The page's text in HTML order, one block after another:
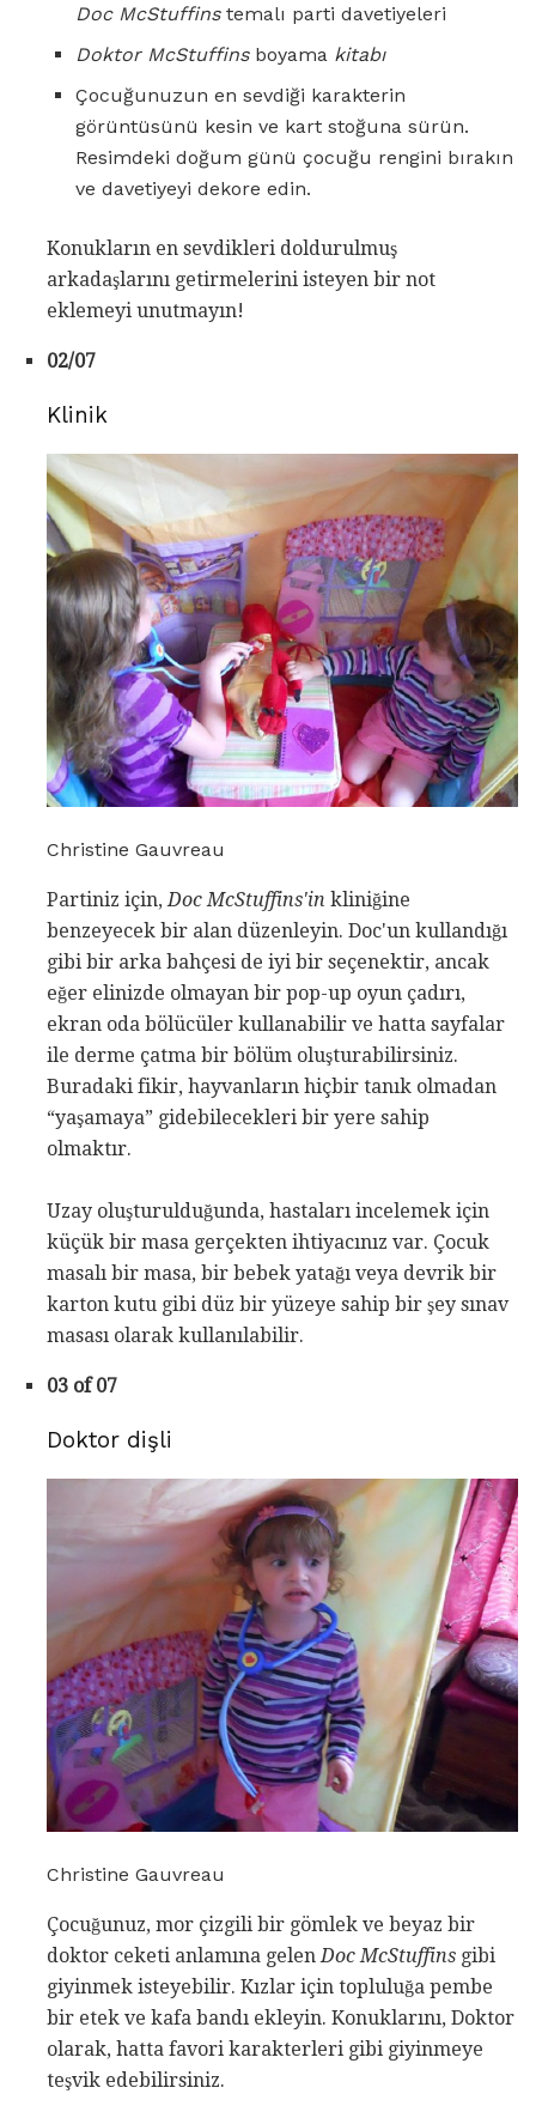
Doc McStuffinstemalı parti davetiyeleri
Doktor McStuffinsboyama kitabı
Çocuğunuzun en sevdiği karakterin
görüntüsünü kesin ve kart stoğuna sürün.
Resimdeki doğum günü çocuğu rengini bırakın
ve davetiyeyi dekore edin.
Konukların en sevdikleri doldurulmuş
arkadaşlarını getirmelerini isteyen bir not
eklemeyi unutmayın!
02/07
Klinik
Christine Gauvreau
Partiniz için,Doc McStuffins'in kliniğine
benzeyecek bir alan düzenleyin. Doc'un kullandığı
gibi bir arka bahçesi de iyi bir seçenektir, ancak
eğer elinizde olmayan bir pop-up oyun çadırı,
ekran oda bölücüler kullanabilir ve hatta sayfalar
ile derme çatma bir bölüm oluşturabilirsiniz.
Buradaki fikir, hayvanların hiçbir tanık olmadan
“yaşamaya” gidebilecekleri bir yere sahip
olmaktır.
Uzay oluşturulduğunda, hastaları incelemek için
küçük bir masa gerçekten ihtiyacınız var. Çocuk
masalı bir masa, bir bebek yatağı veya devrik bir
karton kutu gibi düz bir yüzeye sahip bir şey sınav
masası olarak kullanılabilir.
03 of 07
Doktor dişli
Christine Gauvreau
Çocuğunuz, mor çizgili bir gömlek ve beyaz bir
doktor ceketi anlamına gelenDoc McStuffins gibi
giyinmek isteyebilir. Kızlar için topluluğa pembe
bir etek ve kafa bandı ekleyin. Konuklarını, Doktor
olarak, hatta favori karakterleri gibi giyinmeye
teşvik edebilirsiniz.